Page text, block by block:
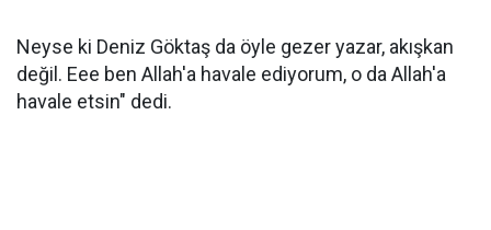
Neyse ki Deniz Göktaş da öyle gezer yazar, akışkan
değil. Eee ben Allah'a havale ediyorum, o da Allah'a
havale etsin" dedi.